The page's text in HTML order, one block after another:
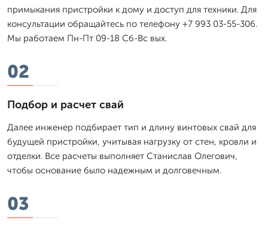
примыкания пристройки к дому и доступ для техники. Для
консультации обращайтесь по телефону +7 993 03-55-306.
Мы работаем Пн-Пт 09-18 Сб-Вс вых.
02
Подбор и расчет свай
Далее инженер подбирает тип и длину винтовых свай для
будущей пристройки, учитывая нагрузку от стен, кровли и
отделки. Все расчеты выполняет Станислав Олегович,
чтобы основание было надежным и долговечным.
03